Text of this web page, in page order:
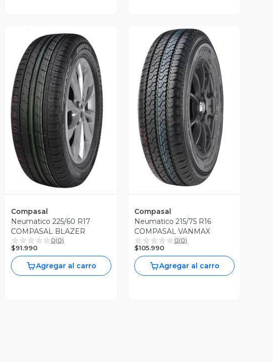
Vista Previa
Compasal
Neumatico 225/60 R17
COMPASAL BLAZER
0(0)
$91.990
Agregar al carro
Vista Previa
Compasal
Neumatico 215/75 R16
COMPASAL VANMAX
0(0)
$105.990
Agregar al carro